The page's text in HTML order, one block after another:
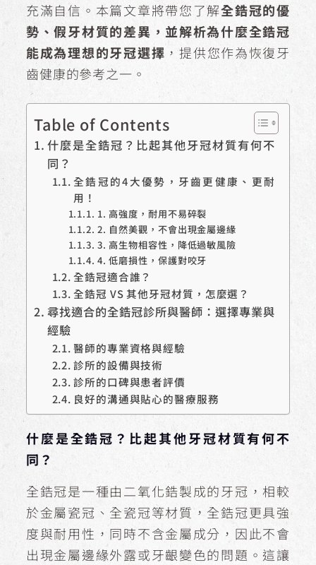
充滿自信。本篇文章將帶您了解全鋯冠的優
勢、假牙材質的差異，並解析為什麼全鋯冠
能成為理想的牙冠選擇 ，提供您作為恢復牙
齒健康的參考之一。
Table of Contents
什麼是全鋯冠？比起其他牙冠材質有何不
同？
全鋯冠的4大優勢，牙齒更健康、更耐
用！
1. 高強度，耐用不易碎裂
2. 自然美觀，不會出現金屬邊緣
3. 高生物相容性，降低過敏風險
4. 低磨損性，保護對咬牙
全鋯冠適合誰？
全鋯冠 VS 其他牙冠材質，怎麼選？
尋找適合的全鋯冠診所與醫師：選擇專業與
經驗
醫師的專業資格與經驗
診所的設備與技術
診所的口碑與患者評價
良好的溝通與貼心的醫療服務
什麼是全鋯冠？比起其他牙冠材質有何不
同？
全鋯冠是一種由二氧化鋯製成的牙冠，相較
於金屬瓷冠、全瓷冠等材質，全鋯冠更具強
度與耐用性，同時不含金屬成分，因此不會
出現金屬邊緣外露或牙齦變色的問題。這讓